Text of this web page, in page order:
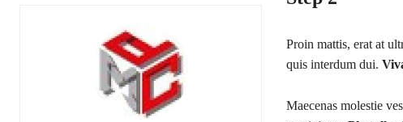
Proin mattis, erat at
quis interdum dui.
Maecenas molestie